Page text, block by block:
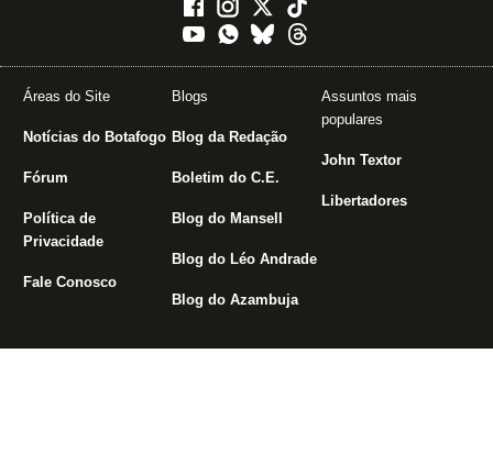
Áreas do Site
Notícias do Botafogo
Fórum
Política de
Privacidade
Fale Conosco
Blogs
Blog da Redação
Boletim do C.E.
Blog do Mansell
Blog do Léo Andrade
Blog do Azambuja
Assuntos mais
populares
John Textor
Libertadores